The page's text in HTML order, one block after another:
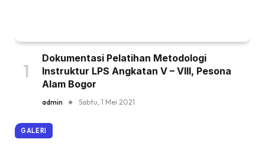
Dokumentasi Pelatihan Metodologi
Instruktur LPS Angkatan V – VIII, Pesona
Alam Bogor
admin Sabtu, 1 Mei 2021
GALERI